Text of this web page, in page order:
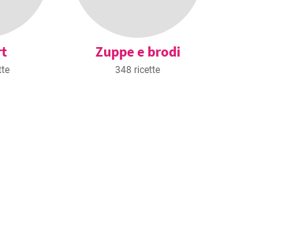
Zuppe e brodi
348 ricette